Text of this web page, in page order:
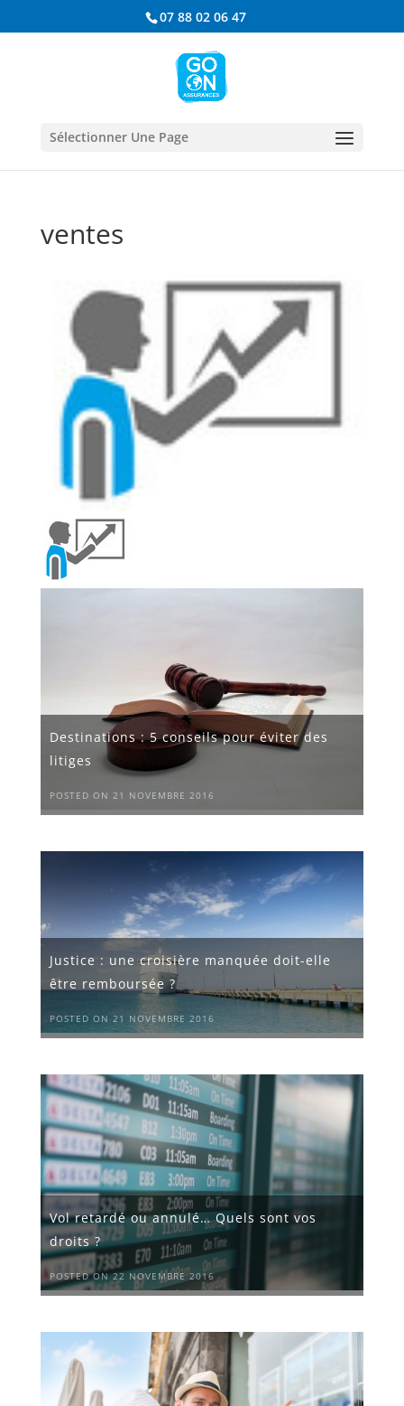
07 88 02 06 47
Sélectionner Une Page
ventes
Destinations : 5 conseils pour éviter des
litiges
POSTED ON 21 NOVEMBRE 2016
Justice : une croisière manquée doit-elle
être remboursée ?
POSTED ON 21 NOVEMBRE 2016
Vol retardé ou annulé… Quels sont vos
droits ?
POSTED ON 22 NOVEMBRE 2016